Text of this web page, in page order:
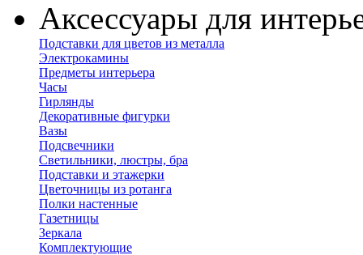
Аксессуары для
Подставки для цветов из металла
Электрокамины
Предметы интерьера
Часы
Гирлянды
Декоративные фигурки
Вазы
Подсвечники
Светильники, люстры, бра
Подставки и этажерки
Цветочницы из ротанга
Полки настенные
Газетницы
Зеркала
Комплектующие